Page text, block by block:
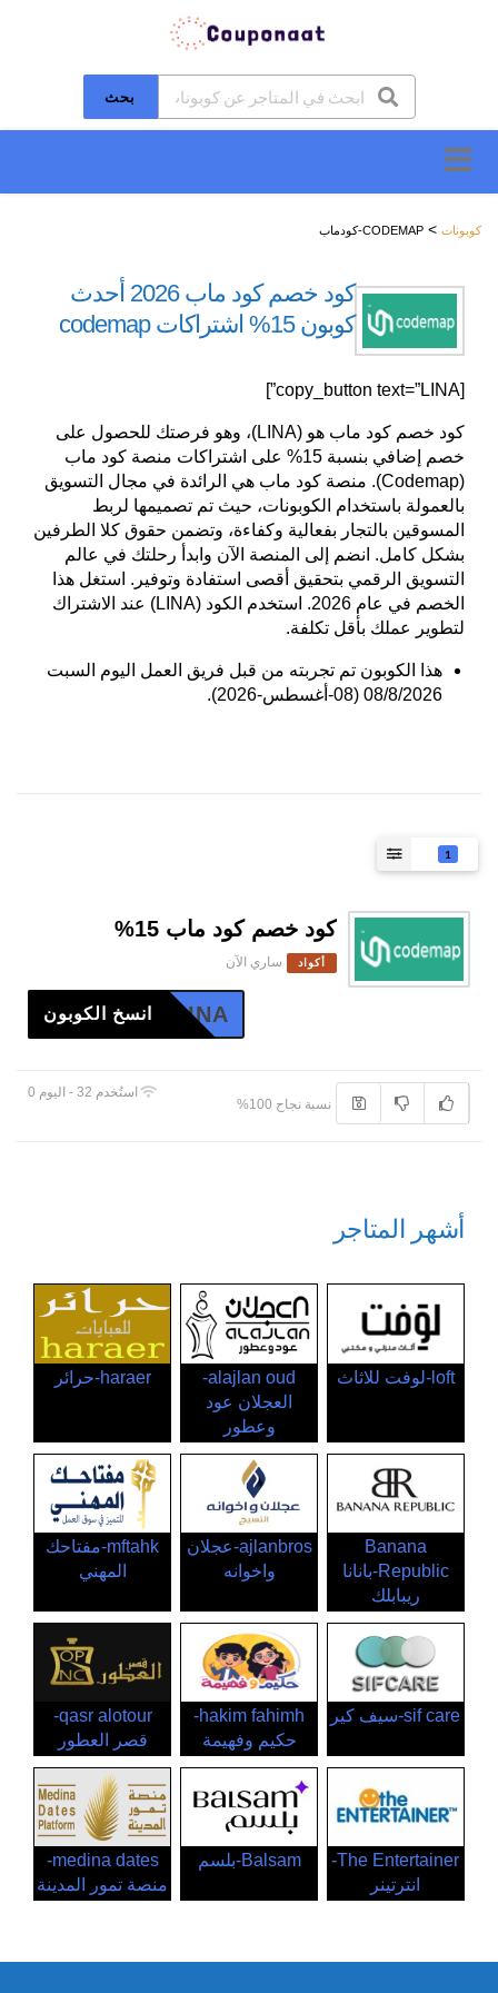
بحث
إلى
المحتوى
كوبونات > CODEMAP-كودماب
كود خصم كود ماب 2026 أحدث
كوبون 15% اشتراكات codemap
[copy_button text=”LINA”]
كود خصم كود ماب هو (LINA)، وهو فرصتك للحصول على
خصم إضافي بنسبة 15% على اشتراكات منصة كود ماب
(Codemap). منصة كود ماب هي الرائدة في مجال التسويق
بالعمولة باستخدام الكوبونات، حيث تم تصميمها لربط
المسوقين بالتجار بفعالية وكفاءة، وتضمن حقوق كلا الطرفين
بشكل كامل. انضم إلى المنصة الآن وابدأ رحلتك في عالم
التسويق الرقمي بتحقيق أقصى استفادة وتوفير. استغل هذا
الخصم في عام 2026. استخدم الكود (LINA) عند الاشتراك
لتطوير عملك بأقل تكلفة.
هذا الكوبون تم تجربته من قبل فريق العمل اليوم السبت
08/8/2026 (08-أغسطس-2026).
1
كود خصم كود ماب 15%
أكواد ساري الآن
LINA انسخ الكوبون
استُخدم 32 - اليوم 0
نسبة نجاح 100%
أشهر المتاجر
loft-لوفت للاثاث
alajlan oud-
العجلان عود
وعطور
haraer-حرائر
Banana
Republic-بانانا
ريبابلك
ajlanbros-عجلان
واخوانه
mftahk-مفتاحك
المهني
sif care-سيف كير
hakim fahimh-
حكيم وفهيمة
qasr alotour-
قصر العطور
The Entertainer-
انترتينر
Balsam-بلسم
medina dates-
منصة تمور المدينة